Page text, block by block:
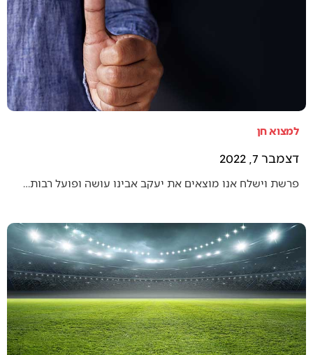
למצוא חן
דצמבר 7, 2022
פרשת וישלח אנו מוצאים את יעקב אבינו עושה ופועל רבות…